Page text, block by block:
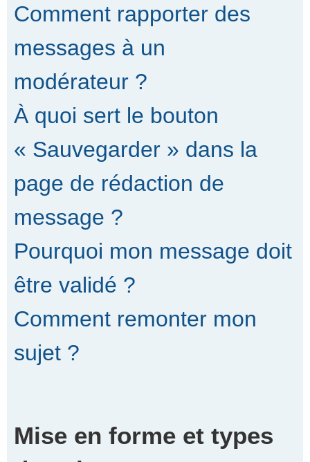
Comment rapporter des
messages à un
modérateur ?
À quoi sert le bouton
« Sauvegarder » dans la
page de rédaction de
message ?
Pourquoi mon message doit
être validé ?
Comment remonter mon
sujet ?
Mise en forme et types